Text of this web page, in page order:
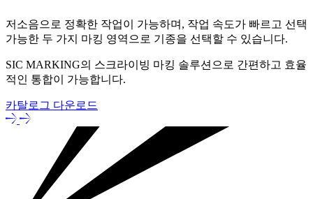
저소음으로 정확한 작업이 가능하며, 작업 속도가 빠르고 선택
가능한 두 가지 마킹 영역으로 기종을 선택할 수 있습니다.
SIC MARKING의 스크라이빙 마킹 솔루션으로 간편하고 효율
적인 통합이 가능합니다.
카탈로그 다운로드